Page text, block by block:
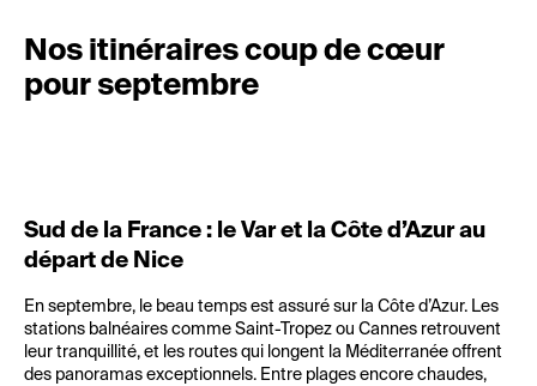
Nos itinéraires coup de cœur
pour septembre
Sud de la France : le Var et la Côte d’Azur au
départ de Nice
En septembre, le beau temps est assuré sur la Côte d’Azur. Les
stations balnéaires comme Saint-Tropez ou Cannes retrouvent
leur tranquillité, et les routes qui longent la Méditerranée offrent
des panoramas exceptionnels. Entre plages encore chaudes,